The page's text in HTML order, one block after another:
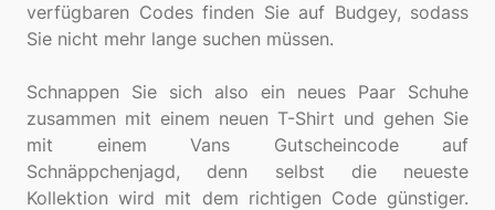
verfügbaren Codes finden Sie auf Budgey, sodass
Sie nicht mehr lange suchen müssen.
Schnappen Sie sich also ein neues Paar Schuhe
zusammen mit einem neuen T-Shirt und gehen Sie
mit einem Vans Gutscheincode auf
Schnäppchenjagd, denn selbst die neueste
Kollektion wird mit dem richtigen Code günstiger.